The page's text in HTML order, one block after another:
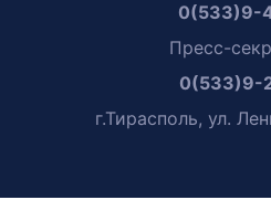
0(533)9-
Пресс-
0(533)9-
г.Тирасполь, ул.